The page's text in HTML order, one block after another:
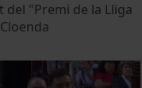
"Premi de la Lliga